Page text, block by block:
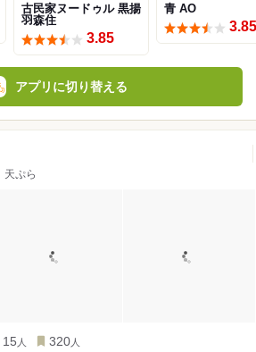
古民家ヌードゥル 黒揚
羽森住
3.85
青 AO
3.85
アプリに切り替える
天ぷら
15 人 320 人